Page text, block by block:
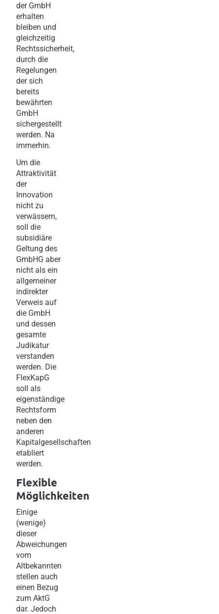
der GmbH
erhalten
bleiben und
gleichzeitig
Rechtssicherheit,
durch die
Regelungen
der sich
bereits
bewährten
GmbH
sichergestellt
werden. Na
immerhin.
Um die
Attraktivität
der
Innovation
nicht zu
verwässern,
soll die
subsidiäre
Geltung des
GmbHG aber
nicht als ein
allgemeiner
indirekter
Verweis auf
die GmbH
und dessen
gesamte
Judikatur
verstanden
werden. Die
FlexKapG
soll als
eigenständige
Rechtsform
neben den
anderen
Kapitalgesellschaften
etabliert
werden.
Flexible
Möglichkeiten
Einige
(wenige)
dieser
Abweichungen
vom
Altbekannten
stellen auch
einen Bezug
zum AktG
dar. Jedoch